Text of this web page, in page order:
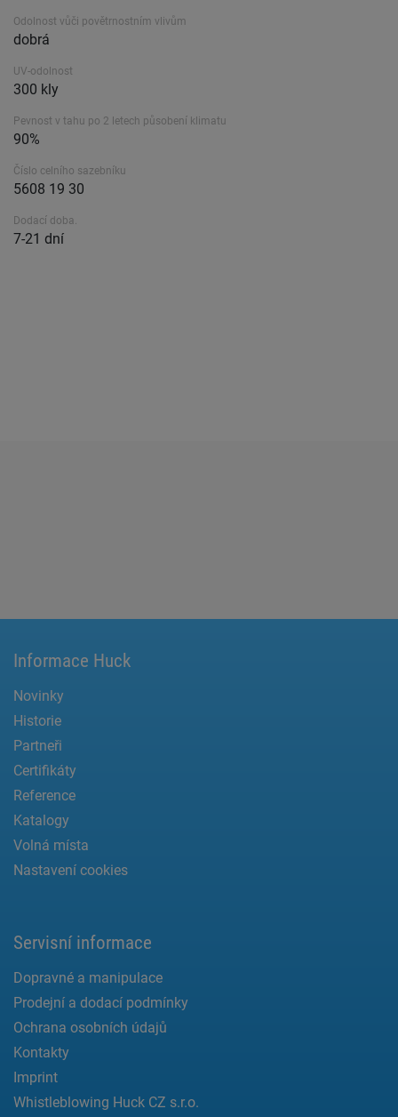
Odolnost vůči povětrnostním vlivům
dobrá
UV-odolnost
300 kly
Pevnost v tahu po 2 letech působení klimatu
90%
Číslo celního sazebníku
5608 19 30
Dodací doba.
7-21 dní
Informace Huck
Novinky
Historie
Partneři
Certifikáty
Reference
Katalogy
Volná místa
Nastavení cookies
Servisní informace
Dopravné a manipulace
Prodejní a dodací podmínky
Ochrana osobních údajů
Kontakty
Imprint
Whistleblowing Huck CZ s.r.o.